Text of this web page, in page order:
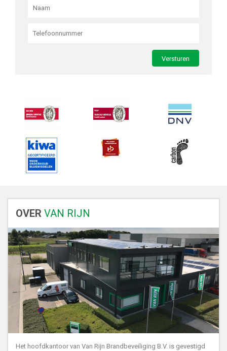
OVER VAN RIJN
Het hoofdkantoor van Van Rijn Brandbeveiliging B.V. is gevestigd